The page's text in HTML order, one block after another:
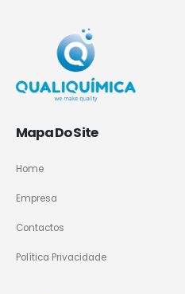
Mapa Do Site
Home
Empresa
Contactos
Política Privacidade